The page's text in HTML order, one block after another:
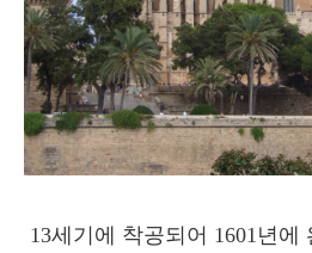
13세기에 착공되어 1601년에